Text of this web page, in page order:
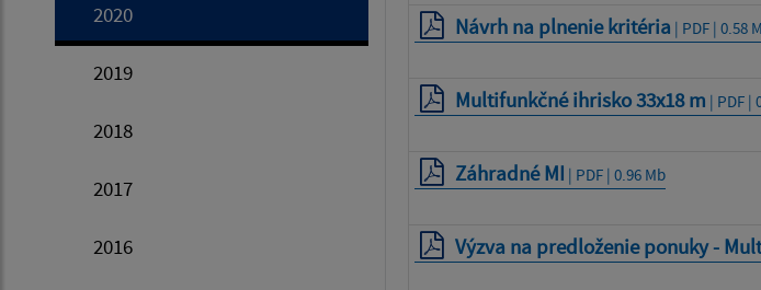
2020
2019
2018
2017
2016
Návrh na plnenie kritéria | PDF | 0.58
Multifunkčné ihrisko 33x18 m | PDF |
Záhradné MI | PDF | 0.96 Mb
Výzva na predloženie ponuky -